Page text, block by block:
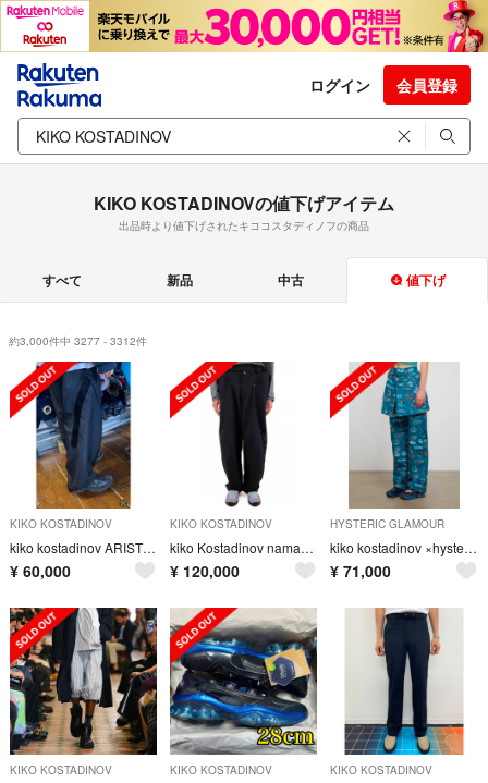
ログイン 会員登録
KIKO KOSTADINOVの値下げアイテム
出品時より値下げされたキココスタディノフの商品
すべて 新品 中古 値下げ
約3,000件中 3277 - 3312件
KIKO KOSTADINOV
kiko kostadinov ARISTIDES WIDE TROUSERS
¥ 60,000
KIKO KOSTADINOV
kiko Kostadinov namacheko our legacy
¥ 120,000
HYSTERIC GLAMOUR
kiko kostadinov ×hysteric glamour Msize
¥ 71,000
KIKO KOSTADINOV KIKO KOSTADINOV KIKO KOSTADINOV